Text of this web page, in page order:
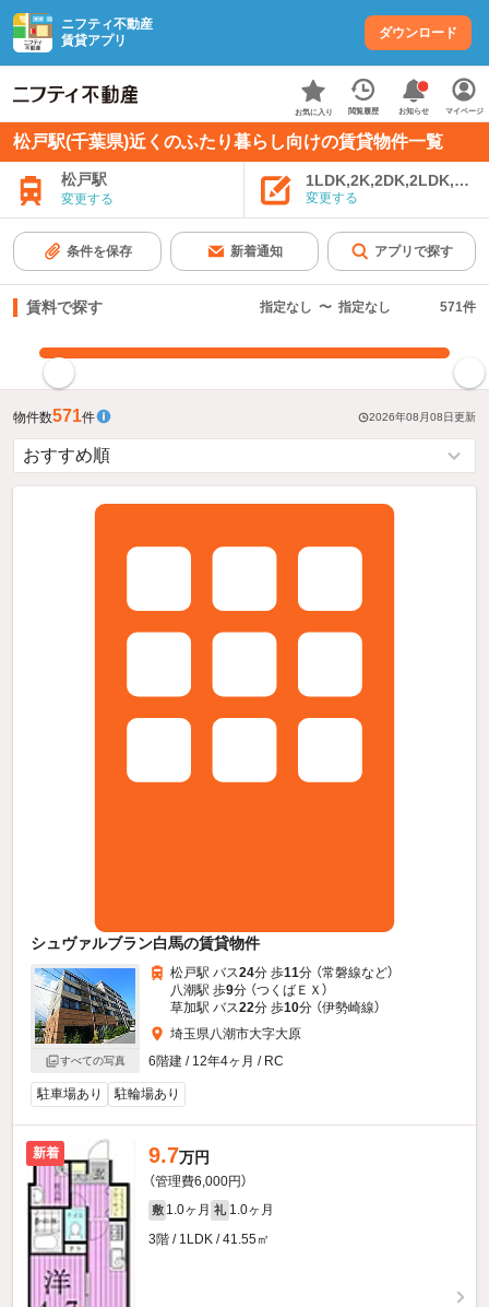
ニフティ不動産
賃貸アプリ
ダウンロード
お気に入り 閲覧履歴 お知らせ マイページ
松戸駅(千葉県)近くのふたり暮らし向けの賃貸物件一覧
松戸駅
変更する 変更する
条件を保存 新着通知 アプリで探す
賃料で探す 指定なし 〜 指定なし 571件
物件数571件 2026年08月08日更新
シュヴァルブラン白馬の賃貸物件
すべての写真
松戸駅 バス24分 歩11分 （常磐線など）
八潮駅 歩9分 （つくばＥＸ）
草加駅 バス22分 歩10分 （伊勢崎線）
埼玉県八潮市大字大原
6階建 / 12年4ヶ月 / RC
駐車場あり 駐輪場あり
新着 9.7万円
（管理費6,000円）
敷 1.0ヶ月 礼 1.0ヶ月
3階 / 1LDK / 41.55㎡